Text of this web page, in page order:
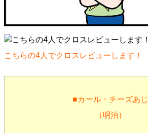
こちらの4人でクロスレビューします！
■カール・チーズあじ
（明治）